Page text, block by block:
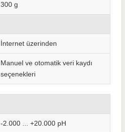
300 g
İnternet üzerinden
Manuel ve otomatik veri kaydı
seçenekleri
-2.000 ... +20.000 pH